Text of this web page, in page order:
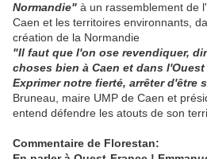
Normandie" à un rassemblement de
Caen et les territoires environnants,
création de la Normandie
"Il faut que l'on ose revendiquer,
choses bien à Caen et dans
Exprimer notre fierté, arrêter d'être
Bruneau, maire UMP de Caen et
entend défendre les atouts de son
Commentaire de Florestan: